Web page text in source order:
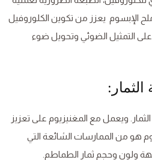
الإبسوم يعزز من تكوين الكلوروفيل
على التمثيل الضوئي وتحويل ضوء
ويعمل مع المغنيزيوم على تعزيز
هو من الممارسات الشائعة التي
ولون وحجم ثمار الطماطم.